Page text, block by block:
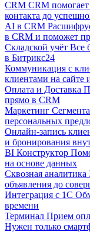
CRM CRM
контакта до
AI в CRM
в CRM и поможет
Складской учёт Все
в Битрикс24
Коммуникация с
клиентами на сайте
Оплата и Доставка
прямо в CRM
Маркетинг
персональных
Онлайн-запись
и бронирования
BI Конструктор
на основе данных
Сквозная аналитика
объявления до
Интеграция с 1С
времени
Терминал Прием
Нужен только